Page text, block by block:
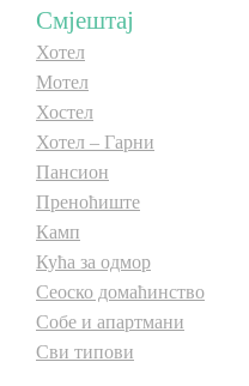
Смјештај
Хотел
Мотел
Хостел
Хотел – Гарни
Пансион
Преноћиште
Камп
Кућа за одмор
Сеоско домаћинство
Собе и апартмани
Сви типови